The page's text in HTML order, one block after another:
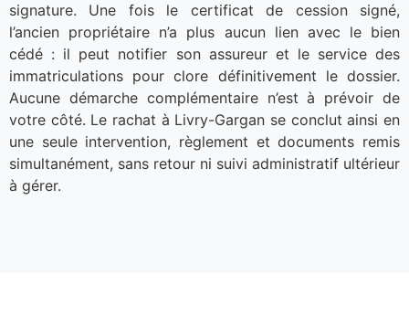
signature. Une fois le certificat de cession signé,
l’ancien propriétaire n’a plus aucun lien avec le bien
cédé : il peut notifier son assureur et le service des
immatriculations pour clore définitivement le dossier.
Aucune démarche complémentaire n’est à prévoir de
votre côté. Le rachat à Livry-Gargan se conclut ainsi en
une seule intervention, règlement et documents remis
simultanément, sans retour ni suivi administratif ultérieur
à gérer.